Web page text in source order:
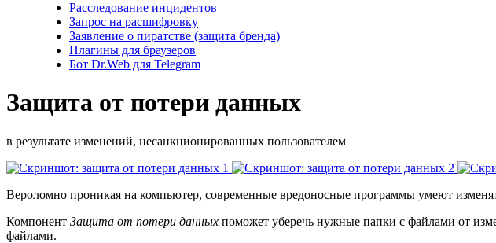
Расследование инцидентов
Запрос на расшифровку
Заявление о пиратстве (защита бренда)
Плагины для браузеров
Бот Dr.Web для Telegram
Защита от потери данных
в результате изменений, несанкционированных пользователем
Вероломно проникая на компьютер, современные вредоносные программы умеют
Компонент Защита от потери данных поможет уберечь нужные папки с файлами от
файлами.